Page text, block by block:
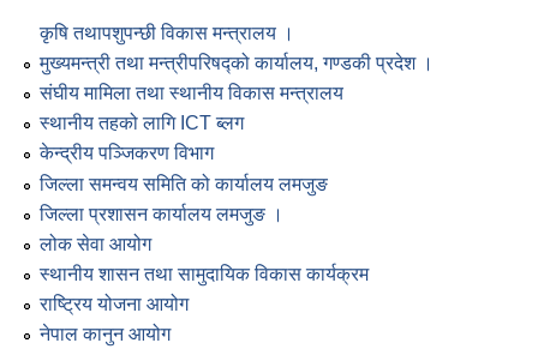
कृषि तथापशुपन्छी विकास मन्त्रालय ।
मुख्यमन्त्री तथा मन्त्रीपरिषद्को कार्यालय, गण्डकी प्रदेश ।
संघीय मामिला तथा स्थानीय विकास मन्त्रालय
स्थानीय तहको लागि ICT ब्लग
केन्द्रीय पञ्जिकरण विभाग
जिल्ला समन्वय समिति को कार्यालय लमजुङ
जिल्ला प्रशासन कार्यालय लमजुङ ।
लोक सेवा आयोग
स्थानीय शासन तथा सामुदायिक विकास कार्यक्रम
राष्ट्रिय योजना आयोग
नेपाल कानुन आयोग